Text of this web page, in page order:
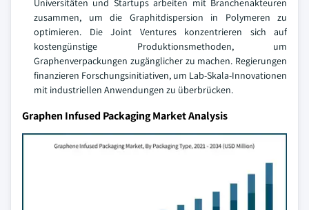
Universitäten und Startups arbeiten mit Branchenakteuren
zusammen, um die Graphitdispersion in Polymeren zu
optimieren. Die Joint Ventures konzentrieren sich auf
kostengünstige Produktionsmethoden, um
Graphenverpackungen zugänglicher zu machen. Regierungen
finanzieren Forschungsinitiativen, um Lab-Skala-Innovationen
mit industriellen Anwendungen zu überbrücken.
Graphen Infused Packaging Market Analysis